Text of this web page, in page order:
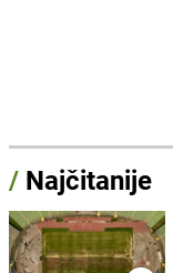
/ Najčitanije